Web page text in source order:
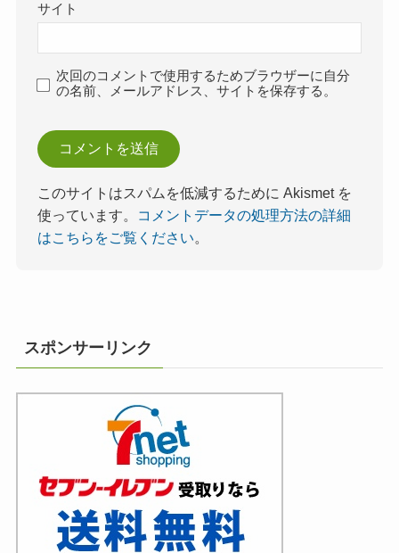
サイト
次回のコメントで使用するためブラウザーに自分
の名前、メールアドレス、サイトを保存する。
このサイトはスパムを低減するために Akismet を
使っています。
コメントデータの処理方法の詳細
はこちらをご覧ください。
スポンサーリンク